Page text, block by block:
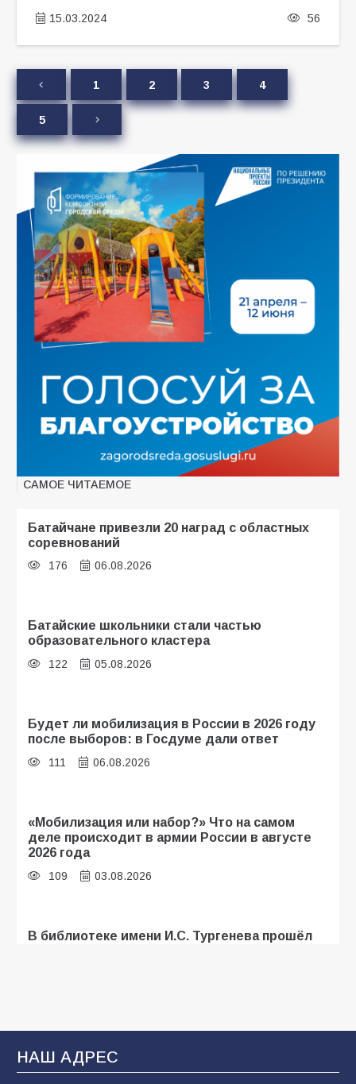
15.03.2024 56
1 2 3 4
5
САМОЕ ЧИТАЕМОЕ
Батайчане привезли 20 наград с областных
соревнований
176 06.08.2026
Батайские школьники стали частью
образовательного кластера
122 05.08.2026
Будет ли мобилизация в России в 2026 году
после выборов: в Госдуме дали ответ
111 06.08.2026
«Мобилизация или набор?» Что на самом
деле происходит в армии России в августе
2026 года
109 03.08.2026
В библиотеке имени И.С. Тургенева прошёл
В Батайске продолжаются дорожные работы
108 04.08.2026
НАШ АДРЕС